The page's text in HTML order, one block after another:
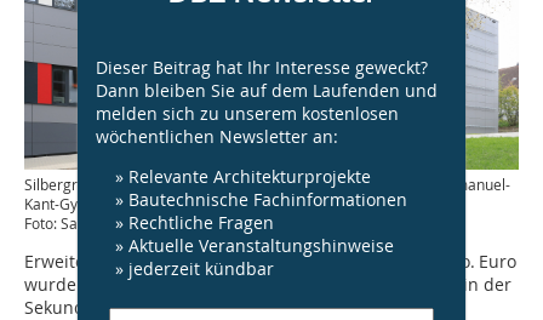
Silbergraue und farbige Paneele bestimmen die Fassade des Immanuel-
Kant-Gymnasiums
Foto: Sarah Jabs/Jabsmedia
Erweiterung Heinrich-Heine-Gymnasiums: Für 11,5 Mio. Euro
wurde das Heinrich-Heine-Gymnasium um einen Zug in der
Sekundarstufe I erweitert.
Dieser Beitrag hat Ihr Interesse geweckt?
Dann bleiben Sie auf dem Laufenden und
melden sich zu unserem kostenlosen
wöchentlichen Newsletter an:
» Relevante Architekturprojekte
» Bautechnische Fachinformationen
» Rechtliche Fragen
» Aktuelle Veranstaltungshinweise
» jederzeit kündbar